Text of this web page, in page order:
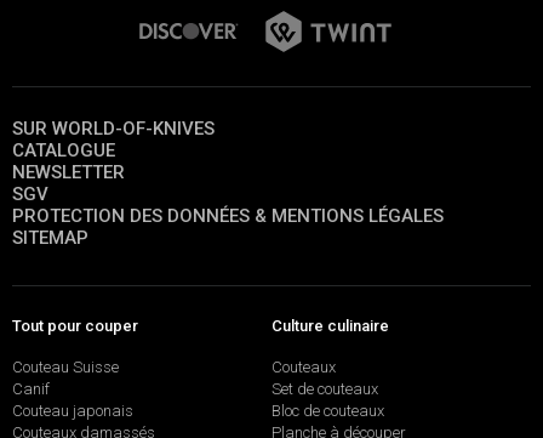
SUR WORLD-OF-KNIVES
CATALOGUE
NEWSLETTER
SGV
PROTECTION DES DONNÉES & MENTIONS LÉGALES
SITEMAP
Tout pour couper
Couteau Suisse
Canif
Couteau japonais
Couteaux damassés
Culture culinaire
Couteaux
Set de couteaux
Bloc de couteaux
Planche à découper